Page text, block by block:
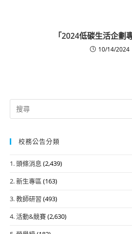
「2024低碳生活企劃
10/14/2024
Search
for:
校務公告分類
1. 頭條消息 (2,439)
2. 新生專區 (163)
3. 教師研習 (493)
4. 活動&競賽(2,630)